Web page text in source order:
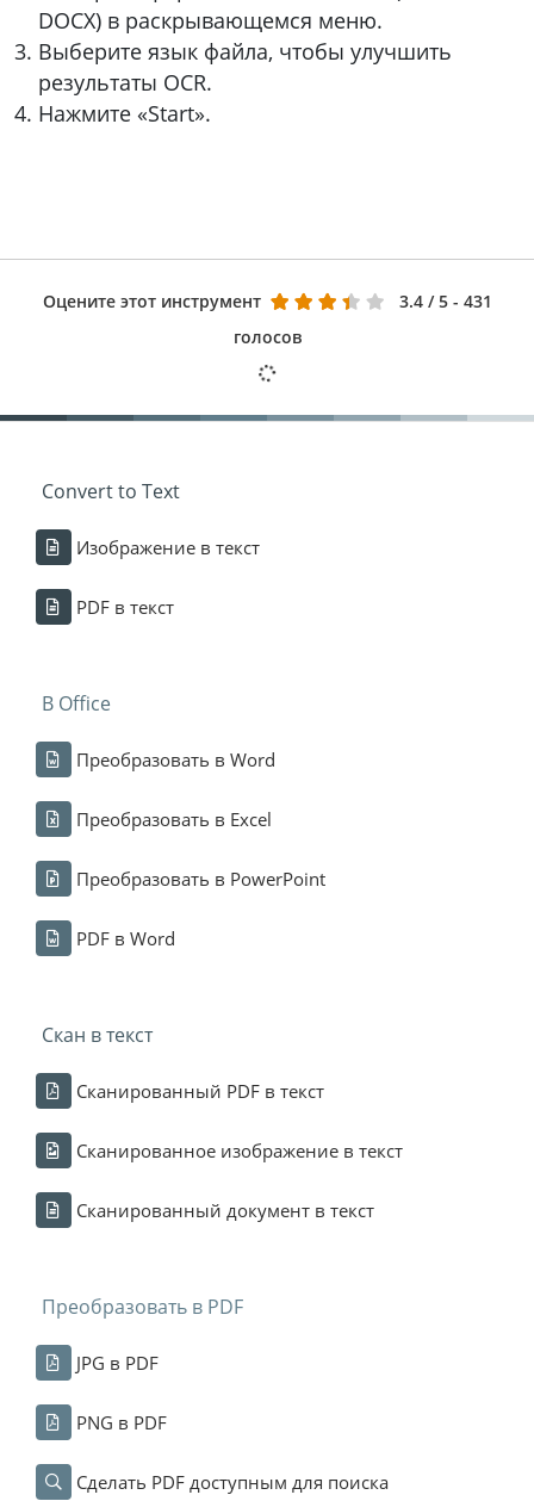
DOCX) в раскрывающемся меню.
Выберите язык файла, чтобы улучшить
результаты OCR.
Нажмите «Start».
Оцените этот инструмент 3.4 / 5 - 431
голосов
Convert to Text
Изображение в текст
PDF в текст
В Office
Преобразовать в Word
Преобразовать в Excel
Преобразовать в PowerPoint
PDF в Word
Скан в текст
Сканированный PDF в текст
Сканированное изображение в текст
Сканированный документ в текст
Преобразовать в PDF
JPG в PDF
PNG в PDF
Сделать PDF доступным для поиска